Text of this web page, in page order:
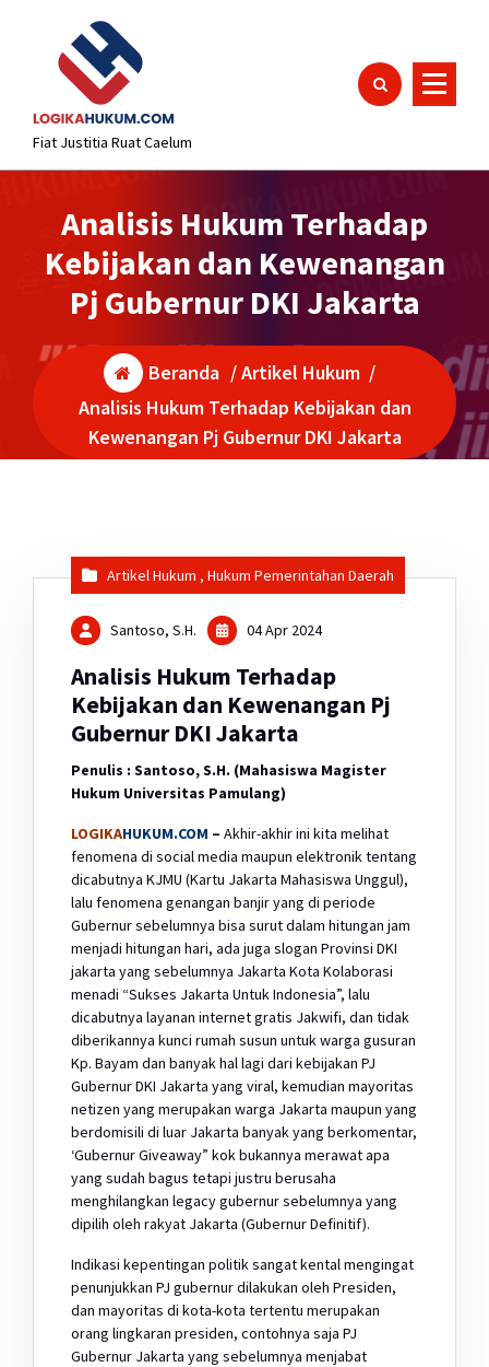
Fiat Justitia Ruat Caelum
Analisis Hukum Terhadap
Kebijakan dan Kewenangan
Pj Gubernur DKI Jakarta
Beranda /Artikel Hukum/
Analisis Hukum Terhadap Kebijakan dan
Kewenangan Pj Gubernur DKI Jakarta
Artikel Hukum , Hukum Pemerintahan Daerah
Santoso, S.H. 04 Apr 2024
Analisis Hukum Terhadap
Kebijakan dan Kewenangan Pj
Gubernur DKI Jakarta
Penulis : Santoso, S.H. (Mahasiswa Magister
Hukum Universitas Pamulang)
LOGIKAHUKUM.COM – Akhir-akhir ini kita melihat
fenomena di social media maupun elektronik tentang
dicabutnya KJMU (Kartu Jakarta Mahasiswa Unggul),
lalu fenomena genangan banjir yang di periode
Gubernur sebelumnya bisa surut dalam hitungan jam
menjadi hitungan hari, ada juga slogan Provinsi DKI
jakarta yang sebelumnya Jakarta Kota Kolaborasi
menadi “Sukses Jakarta Untuk Indonesia”, lalu
dicabutnya layanan internet gratis Jakwifi, dan tidak
diberikannya kunci rumah susun untuk warga gusuran
Kp. Bayam dan banyak hal lagi dari kebijakan PJ
Gubernur DKI Jakarta yang viral, kemudian mayoritas
netizen yang merupakan warga Jakarta maupun yang
berdomisili di luar Jakarta banyak yang berkomentar,
‘Gubernur Giveaway” kok bukannya merawat apa
yang sudah bagus tetapi justru berusaha
menghilangkan legacy gubernur sebelumnya yang
dipilih oleh rakyat Jakarta (Gubernur Definitif).
Indikasi kepentingan politik sangat kental mengingat
penunjukkan PJ gubernur dilakukan oleh Presiden,
dan mayoritas di kota-kota tertentu merupakan
orang lingkaran presiden, contohnya saja PJ
Gubernur Jakarta yang sebelumnya menjabat